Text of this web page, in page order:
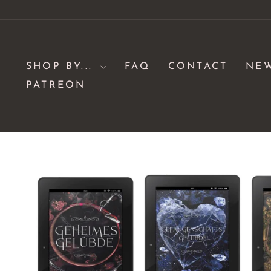
SHOP BY... FAQ CONTACT
PATREON